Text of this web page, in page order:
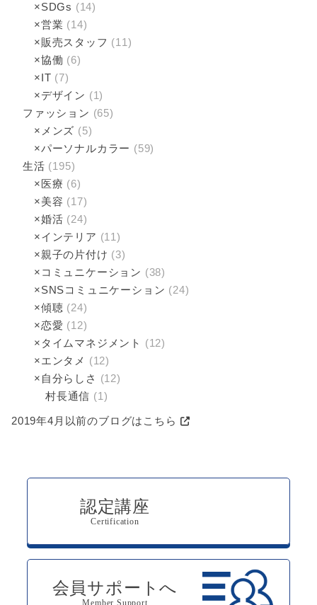
×SDGs (14)
×営業 (14)
×販売スタッフ (11)
×協働 (6)
×IT (7)
×デザイン (1)
ファッション (65)
×メンズ (5)
×パーソナルカラー (59)
生活 (195)
×医療 (6)
×美容 (17)
×婚活 (24)
×インテリア (11)
×親子の片付け (3)
×コミュニケーション (38)
×SNSコミュニケーション (24)
×傾聴­ (24)
×恋愛 (12)
×タイムマネジメント (12)
×エンタメ (12)
×自分らしさ (12)
村長通信 (1)
2019年4月以前のブログはこちら
認定講座
Certification
会員サポートへ
Member Support